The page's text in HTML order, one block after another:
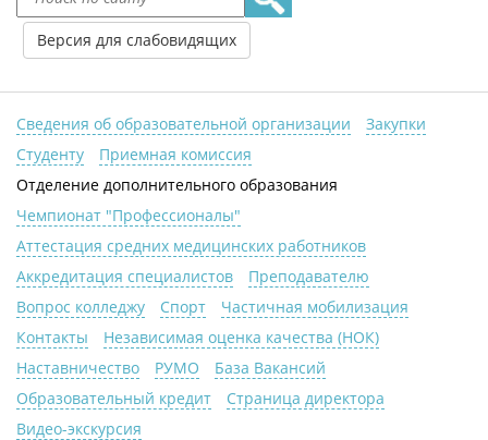
Версия для слабовидящих
Сведения об образовательной организации
Закупки
Студенту
Приемная комиссия
Отделение дополнительного образования
Чемпионат "Профессионалы"
Аттестация средних медицинских работников
Аккредитация специалистов
Преподавателю
Вопрос колледжу
Спорт
Частичная мобилизация
Контакты
Независимая оценка качества (НОК)
Наставничество
РУМО
База Вакансий
Образовательный кредит
Страница директора
Видео-экскурсия